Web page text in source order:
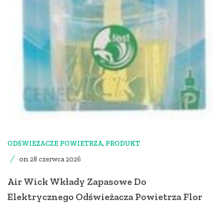
ODŚWIEŻACZE POWIETRZA, PRODUKT
on 28 czerwca 2026
Air Wick Wkłady Zapasowe Do
Elektrycznego Odświeżacza Powietrza Flor